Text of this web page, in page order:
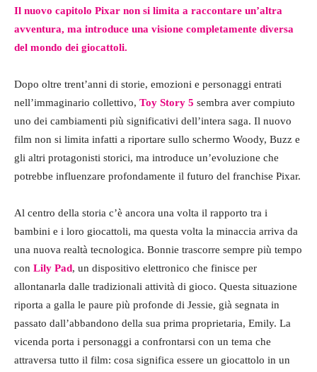
Il nuovo capitolo Pixar non si limita a raccontare un’altra
avventura, ma introduce una visione completamente diversa
del mondo dei giocattoli.
Dopo oltre trent’anni di storie, emozioni e personaggi entrati
nell’immaginario collettivo, Toy Story 5 sembra aver compiuto
uno dei cambiamenti più significativi dell’intera saga. Il nuovo
film non si limita infatti a riportare sullo schermo Woody, Buzz e
gli altri protagonisti storici, ma introduce un’evoluzione che
potrebbe influenzare profondamente il futuro del franchise Pixar.
Al centro della storia c’è ancora una volta il rapporto tra i
bambini e i loro giocattoli, ma questa volta la minaccia arriva da
una nuova realtà tecnologica. Bonnie trascorre sempre più tempo
con Lily Pad, un dispositivo elettronico che finisce per
allontanarla dalle tradizionali attività di gioco. Questa situazione
riporta a galla le paure più profonde di Jessie, già segnata in
passato dall’abbandono della sua prima proprietaria, Emily. La
vicenda porta i personaggi a confrontarsi con un tema che
attraversa tutto il film: cosa significa essere un giocattolo in un